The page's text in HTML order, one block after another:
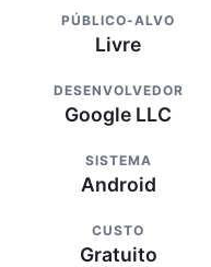
PÚBLICO-ALVO
Livre
DESENVOLVEDOR
Google LLC
SISTEMA
Android
CUSTO
Gratuito